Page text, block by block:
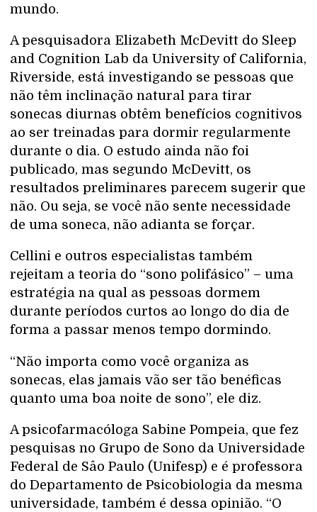
mundo.
A pesquisadora Elizabeth McDevitt do Sleep
and Cognition Lab da University of California,
Riverside, está investigando se pessoas que
não têm inclinação natural para tirar
sonecas diurnas obtêm benefícios cognitivos
ao ser treinadas para dormir regularmente
durante o dia. O estudo ainda não foi
publicado, mas segundo McDevitt, os
resultados preliminares parecem sugerir que
não. Ou seja, se você não sente necessidade
de uma soneca, não adianta se forçar.
Cellini e outros especialistas também
rejeitam a teoria do “sono polifásico” – uma
estratégia na qual as pessoas dormem
durante períodos curtos ao longo do dia de
forma a passar menos tempo dormindo.
“Não importa como você organiza as
sonecas, elas jamais vão ser tão benéficas
quanto uma boa noite de sono”, ele diz.
A psicofarmacóloga Sabine Pompeia, que fez
pesquisas no Grupo de Sono da Universidade
Federal de Sâo Paulo (Unifesp) e é professora
do Departamento de Psicobiologia da mesma
universidade, também é dessa opinião. “O